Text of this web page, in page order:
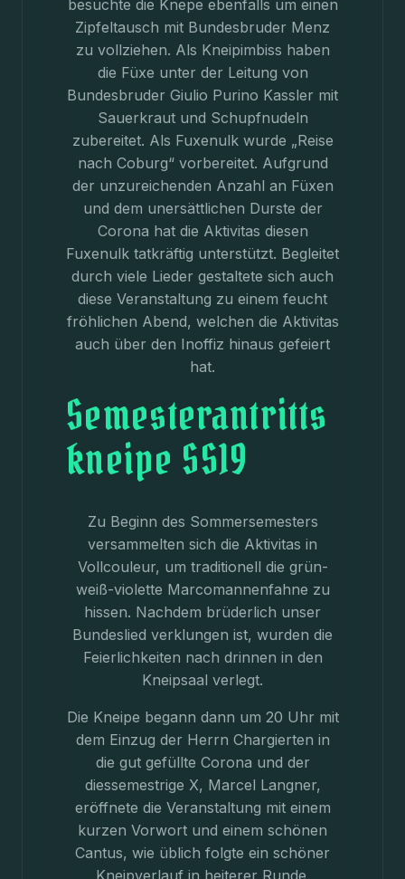
besuchte die Knepe ebenfalls um einen
Zipfeltausch mit Bundesbruder Menz
zu vollziehen. Als Kneipimbiss haben
die Füxe unter der Leitung von
Bundesbruder Giulio Purino Kassler mit
Sauerkraut und Schupfnudeln
zubereitet. Als Fuxenulk wurde „Reise
nach Coburg“ vorbereitet. Aufgrund
der unzureichenden Anzahl an Füxen
und dem unersättlichen Durste der
Corona hat die Aktivitas diesen
Fuxenulk tatkräftig unterstützt. Begleitet
durch viele Lieder gestaltete sich auch
diese Veranstaltung zu einem feucht
fröhlichen Abend, welchen die Aktivitas
auch über den Inoffiz hinaus gefeiert
hat.
Semesterantritts
kneipe SS19
Zu Beginn des Sommersemesters
versammelten sich die Aktivitas in
Vollcouleur, um traditionell die grün-
weiß-violette Marcomannenfahne zu
hissen. Nachdem brüderlich unser
Bundeslied verklungen ist, wurden die
Feierlichkeiten nach drinnen in den
Kneipsaal verlegt.
Die Kneipe begann dann um 20 Uhr mit
dem Einzug der Herrn Chargierten in
die gut gefüllte Corona und der
diessemestrige X, Marcel Langner,
eröffnete die Veranstaltung mit einem
kurzen Vorwort und einem schönen
Cantus, wie üblich folgte ein schöner
Kneipverlauf in heiterer Runde.